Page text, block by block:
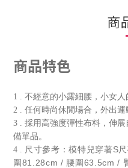
商
商品特色
1 . 不經意的小露細腰，小女人
2 . 任何時尚休閒場合，外出運
3 . 採用高強度彈性布料，伸
備單品。
4 . 尺寸參考：模特兒穿著S
圍81.28cm / 腰圍63.5cm /